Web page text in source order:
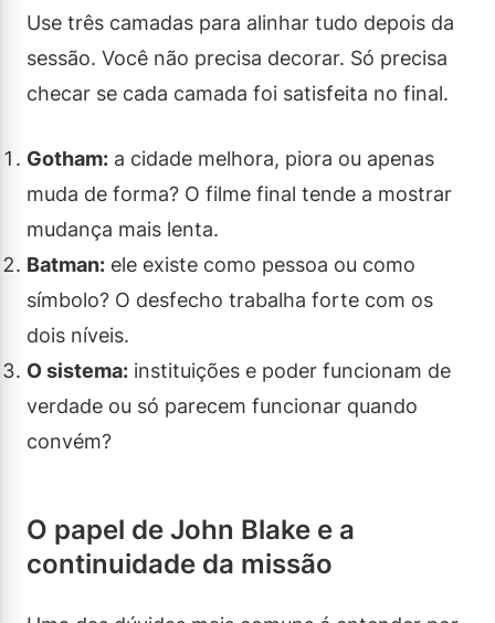
Use três camadas para alinhar tudo depois da
sessão. Você não precisa decorar. Só precisa
checar se cada camada foi satisfeita no final.
Gotham: a cidade melhora, piora ou apenas
muda de forma? O filme final tende a mostrar
mudança mais lenta.
Batman: ele existe como pessoa ou como
símbolo? O desfecho trabalha forte com os
dois níveis.
O sistema: instituições e poder funcionam de
verdade ou só parecem funcionar quando
convém?
O papel de John Blake e a
continuidade da missão